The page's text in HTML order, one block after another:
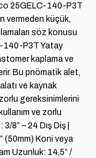
25GELC-140-P3T
vermeden küçük,
söz konusu
140-P3T Yatay
kaplama ve
Bu pnömatik alet,
ve kaynak
gereksinimlerini
ve zorlu
8” – 24 Dış Diş |
(50mm) Koni veya
Uzunluk: 14,5” /